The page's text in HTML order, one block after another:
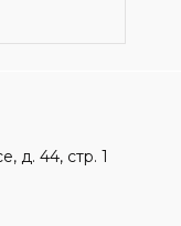
д. 44, стр. 1